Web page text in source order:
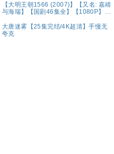
【大明王朝1566 (2007)】【又名: 嘉靖
与海瑞】【国剧46集全】【1080P】
分】【剧情 / 历史】【陈宝国 / 黄志忠 /
倪大红 】夸克
大唐迷雾【25集完结/4K超清】手慢无
夸克